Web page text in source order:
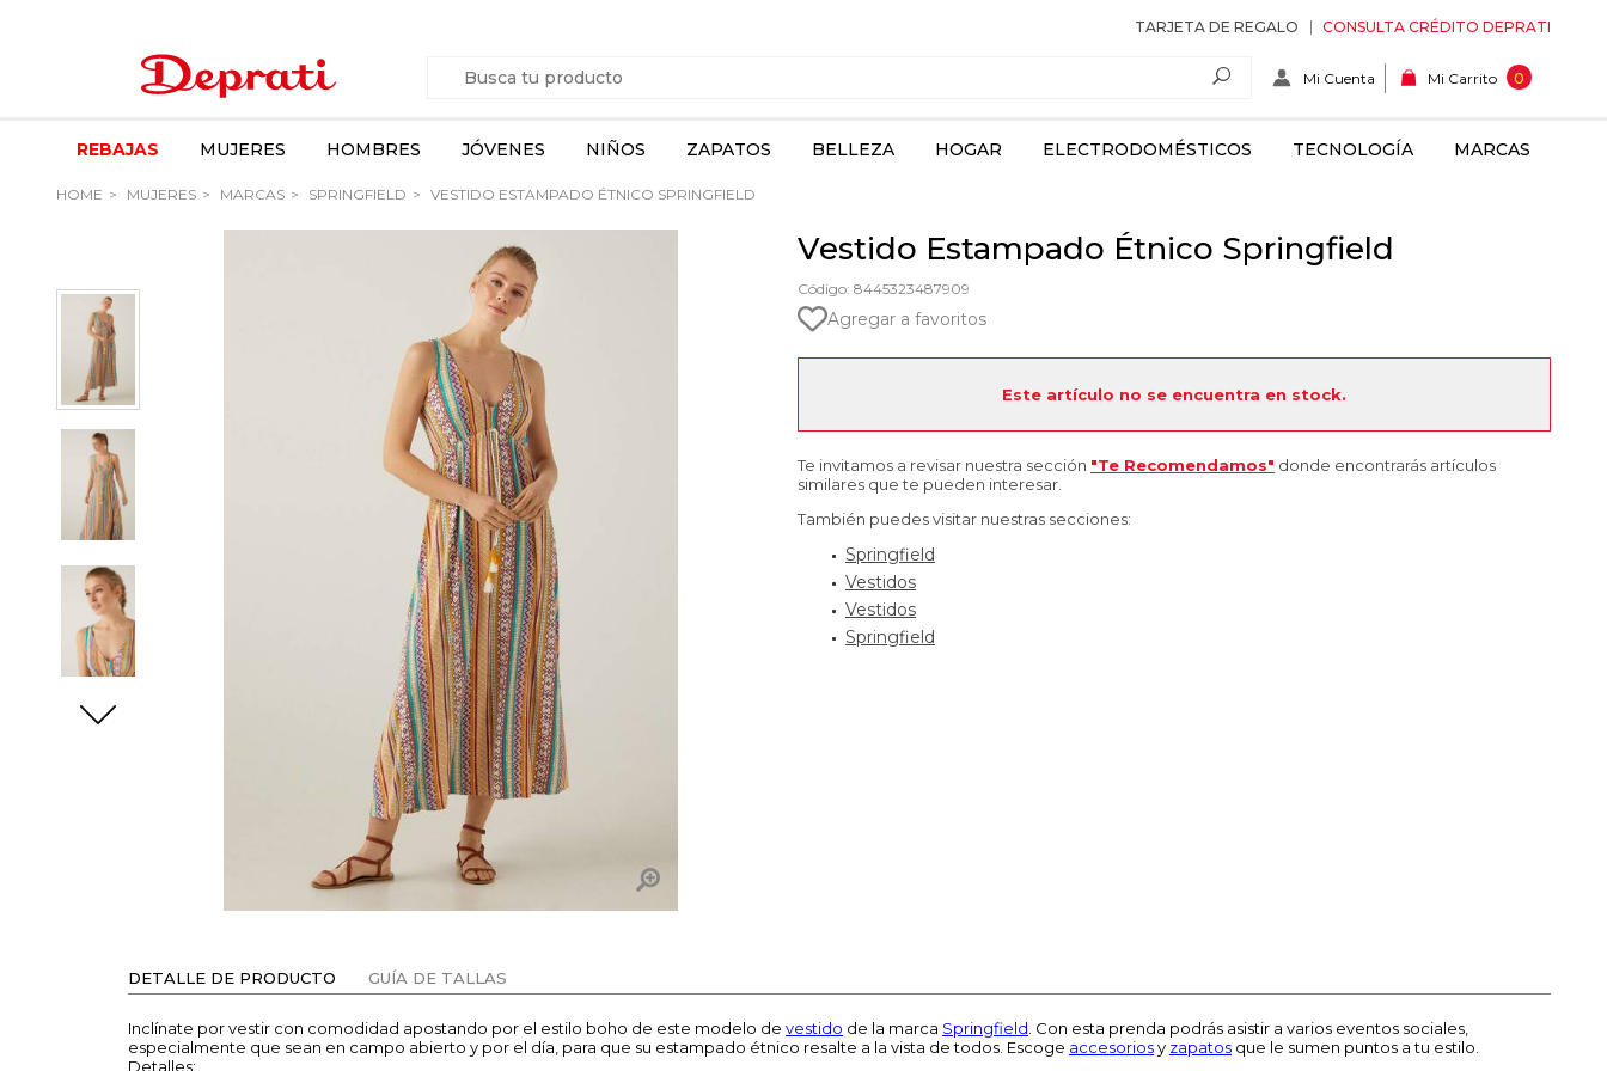
TARJETA DE REGALO CONSULTA CRÉDITO DEPRATI
Mi Cuenta Mi Carrito 0
REBAJAS MUJERES HOMBRES JÓVENES NIÑOS ZAPATOS BELLEZA HOGAR ELECTRODOMÉSTICOS TECNOLOGÍA MARCAS
HOME MUJERES MARCAS SPRINGFIELD VESTIDO ESTAMPADO ÉTNICO SPRINGFIELD
Vestido Estampado Étnico Springfield
Código: 8445323487909
Agregar a favoritos
Este artículo no se encuentra en stock.
Te invitamos a revisar nuestra sección "Te Recomendamos" donde encontrarás artículos
similares que te pueden interesar.
También puedes visitar nuestras secciones:
Springfield
Vestidos
Vestidos
Springfield
DETALLE DE PRODUCTO GUÍA DE TALLAS
Inclínate por vestir con comodidad apostando por el estilo boho de este modelo de vestido de la marca Springfield . Con esta prenda podrás asistir a varios eventos sociales,
especialmente que sean en campo abierto y por el día, para que su estampado étnico resalte a la vista de todos. Escoge accesoriosy zapatos que le sumen puntos a tu estilo.
Detalles: